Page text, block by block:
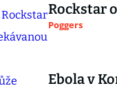
Rockstar
Poggers
Ebola v